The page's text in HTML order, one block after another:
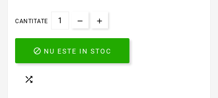
CANTITATE
 NU ESTE IN STOC
